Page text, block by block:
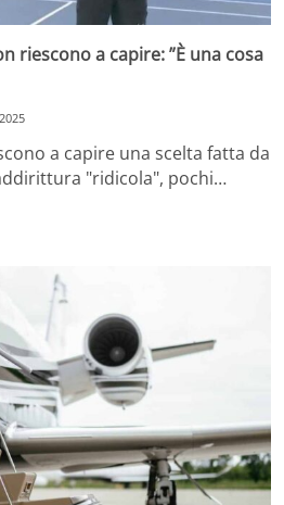
riescono a capire: ”È una cosa
a capire una scelta fatta da
"ridicola", pochi…